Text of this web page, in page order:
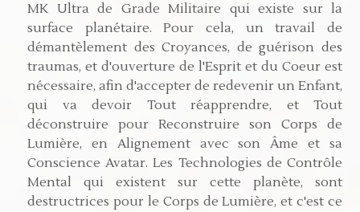
MK Ultra de Grade Militaire qui existe sur la
surface planétaire. Pour cela, un travail de
démantèlement des Croyances, de guérison des
traumas, et d'ouverture de l'Esprit et du Coeur est
nécessaire, afin d'accepter de redevenir un Enfant,
qui va devoir Tout réapprendre, et Tout
déconstruire pour Reconstruire son Corps de
Lumière, en Alignement avec son Âme et sa
Conscience Avatar. Les Technologies de Contrôle
Mental qui existent sur cette planète, sont
destructrices pour le Corps de Lumière, et c'est ce